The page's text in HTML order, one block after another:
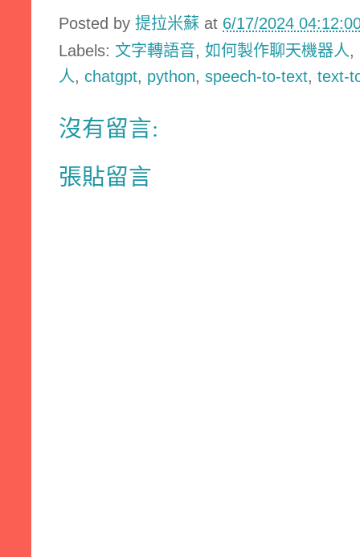
Posted by 提拉米蘇 at 6/17/2024
Labels: 文字轉語音, 如何製作聊天機器人,
人, chatgpt, python, speech-to-text, text-
沒有留言:
張貼留言